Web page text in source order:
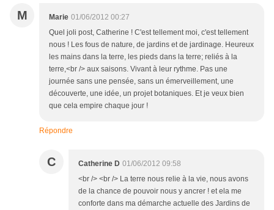
M Marie 01/06/2012 00:27
Quel joli post, Catherine ! C'est tellement moi, c'est tellement
nous ! Les fous de nature, de jardins et de jardinage. Heureux
les mains dans la terre, les pieds dans la terre; reliés à la
terre,<br /> aux saisons. Vivant à leur rythme. Pas une
journée sans une pensée, sans un émerveillement, une
découverte, une idée, un projet botaniques. Et je veux bien
que cela empire chaque jour !
Répondre
C Catherine D 01/06/2012 09:58
<br /> <br /> La terre nous relie à la vie, nous avons
de la chance de pouvoir nous y ancrer ! et ela me
conforte dans ma démarche actuelle des Jardins de